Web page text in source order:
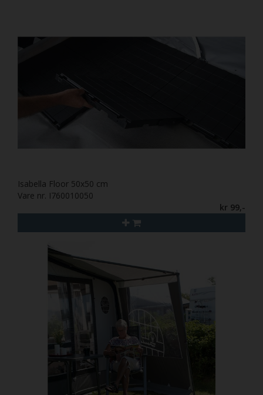
Isabella Floor 50x50 cm
Vare nr. I760010050
kr 99,-